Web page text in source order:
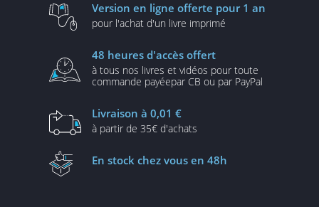
Version en ligne offerte pour 1 an
pour l'achat d'un livre imprimé
48 heures d'accès offert
à tous nos livres et vidéos pour toute
commande payéepar CB ou par PayPal
Livraison à 0,01 €
à partir de 35€ d'achats
En stock chez vous en 48h